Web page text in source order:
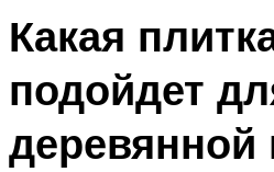
Какая
подойдет
деревянной